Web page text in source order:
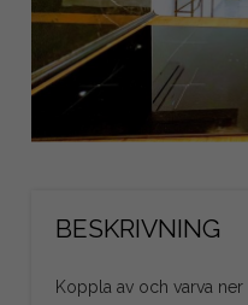
BESKRIVNING
Koppla av och varva